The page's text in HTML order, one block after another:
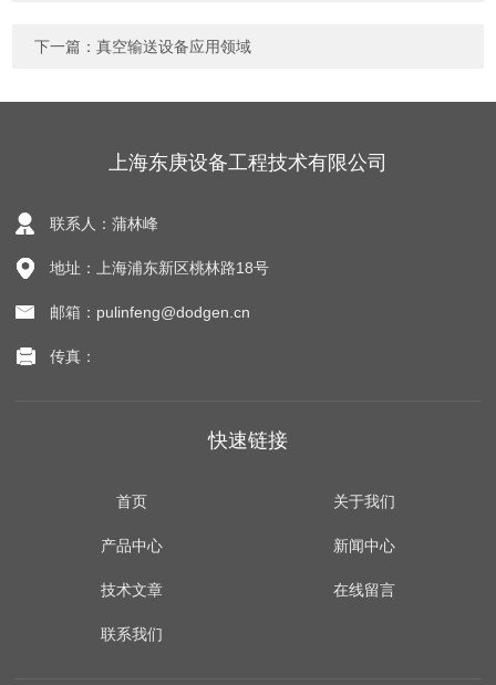
下一篇：真空输送设备应用领域
上海东庚设备工程技术有限公司
联系人：蒲林峰
地址：上海浦东新区桃林路18号
邮箱：pulinfeng@dodgen.cn
传真：
快速链接
首页 关于我们
产品中心 新闻中心
技术文章 在线留言
联系我们